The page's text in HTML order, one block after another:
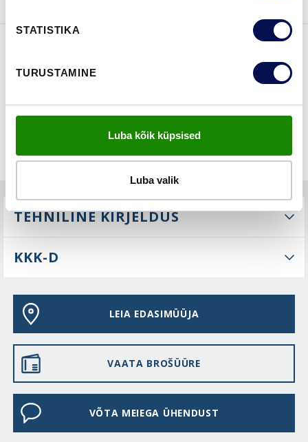
STATISTIKA
TURUSTAMINE
Luba kõik küpsised
Luba valik
TEHNILINE KIRJELDUS
KKK-D
LEIA EDASIMÜÜJA
VAATA BROŠÜÜRE
VÕTA MEIEGA ÜHENDUST